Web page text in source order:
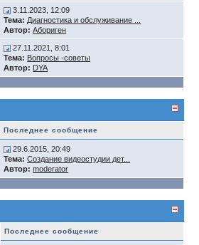
3.11.2023, 12:09
Тема: Диагностика и обслуживание ...
Автор: Абориген
27.11.2021, 8:01
Тема: Вопросы -советы
Автор: DYA
Последнее сообщение
29.6.2015, 20:49
Тема: Создание видеостудии дет...
Автор: moderator
Последнее сообщение